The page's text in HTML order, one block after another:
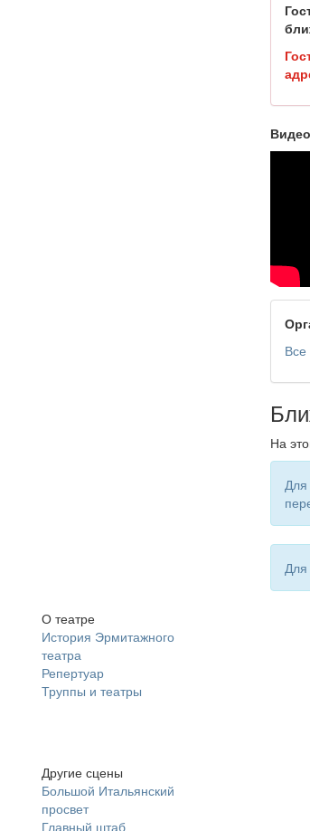
На
Для
О театре
История Эрмитажного
театра
Репертуар
Труппы и театры
Другие сцены
Большой Итальянский
просвет
Главный штаб